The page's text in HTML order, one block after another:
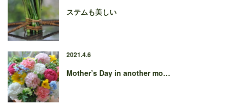
ステムも美しい
2021.4.6
Mother’s Day in another mo…